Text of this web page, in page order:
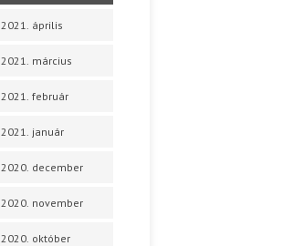
2021. április
2021. március
2021. február
2021. január
2020. december
2020. november
2020. október